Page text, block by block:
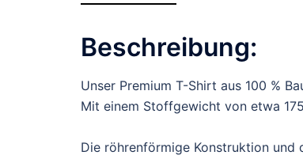
Beschreibung:
Unser Premium T-Shirt aus 100 %
Mit einem Stoffgewicht von etwa
Die röhrenförmige Konstruktion und